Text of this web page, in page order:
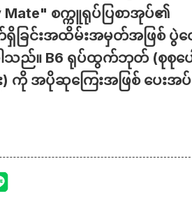
Mate" စက္ကူရုပ်ပြစာအုပ်၏
င်းအထိမ်းအမှတ်အဖြစ် ပွဲတ
ါသည်။ B6 ရုပ်ထွက်ဘုတ် (စုစုပေ
း) ကို အပိုဆုကြေးအဖြစ် ပေးအ